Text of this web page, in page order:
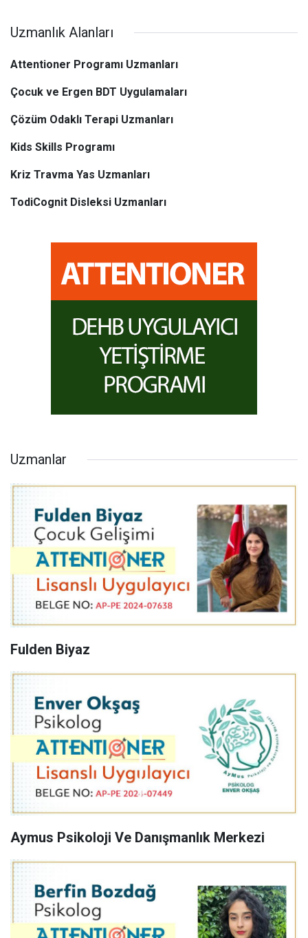
Uzmanlık Alanları
Attentioner Programı Uzmanları
Çocuk ve Ergen BDT Uygulamaları
Çözüm Odaklı Terapi Uzmanları
Kids Skills Programı
Kriz Travma Yas Uzmanları
TodiCognit Disleksi Uzmanları
Uzmanlar
Fulden Biyaz
Aymus Psikoloji Ve Danışmanlık Merkezi